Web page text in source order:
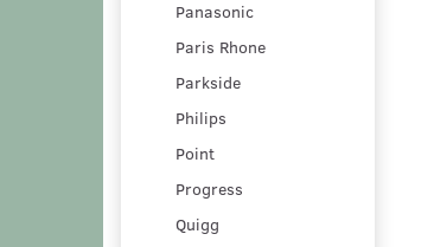
Panasonic
Paris Rhone
Parkside
Philips
Point
Progress
Quigg